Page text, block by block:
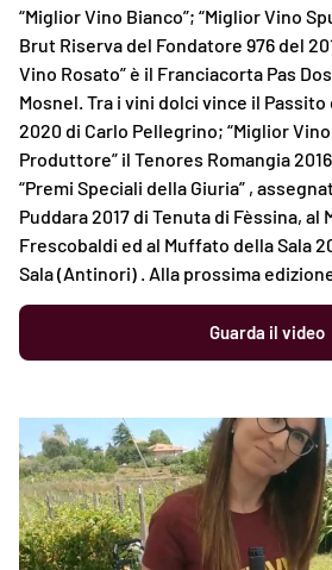
“Miglior Vino Bianco”; “Miglior Vino
Brut Riserva del Fondatore 976 del
Vino Rosato” è il Franciacorta Pas
Mosnel. Tra i vini dolci vince il
2020 di Carlo Pellegrino; “Miglior
Produttore” il Tenores Romangia
“Premi Speciali della Giuria” ,
Puddara 2017 di Tenuta di Fèssina, al
Frescobaldi ed al Muffato della Sala
Sala (Antinori) . Alla prossima
Guarda il video